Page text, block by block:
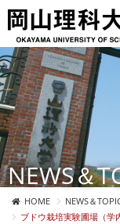
NEWS＆
HOME
NEWS＆
ブドウ栽培実験圃場（